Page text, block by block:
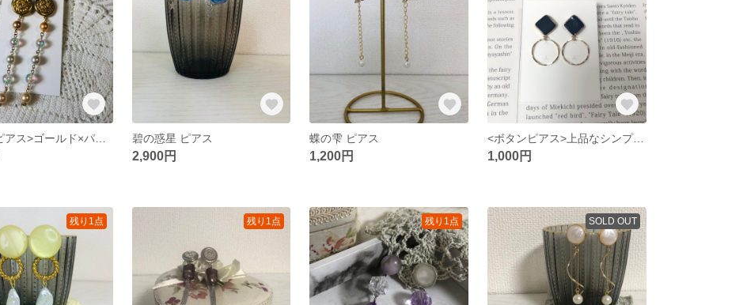
<ボタンピアス>ゴールド×パールの透け感ピアス 碧の惑星 ピアス
2,900円
蝶の雫 ピアス
1,200円
<ボタンピアス>上品なシンプルピアス
1,000円
残り1点 残り1点 残り1点 SOLD OUT